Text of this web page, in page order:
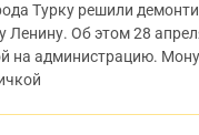
Турку решили
Ленину. Об этом 28
на администрацию.